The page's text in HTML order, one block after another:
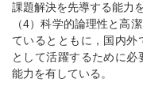
課題解決を先導する能力
（4）科学的論理性と高
ているとともに，国内
として活躍するために
能力を有している。